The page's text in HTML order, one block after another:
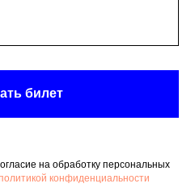
билет
на обработку персональных
конфиденциальности